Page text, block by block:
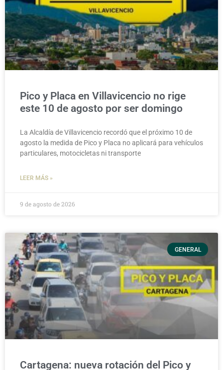
Pico y Placa en Villavicencio no rige
este 10 de agosto por ser domingo
La Alcaldía de Villavicencio recordó que el próximo 10 de
agosto la medida de Pico y Placa no aplicará para vehículos
particulares, motocicletas ni transporte
LEER MÁS »
9 de agosto de 2026
GENERAL
Cartagena: nueva rotación del Pico y